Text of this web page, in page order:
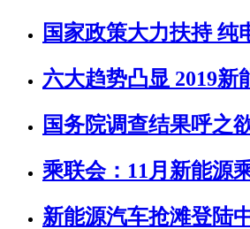
国家政策大力扶持 纯
六大趋势凸显 2019新
国务院调查结果呼之
乘联会：11月新能源
新能源汽车抢滩登陆